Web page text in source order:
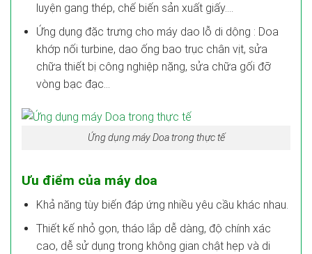
luyện gang thép, chế biến sản xuất giấy….
Ứng dụng đặc trưng cho máy dao lỗ di dộng : Doa
khớp nối turbine, dao ống bao trục chân vịt, sửa
chữa thiết bị công nghiệp nặng, sửa chữa gối đỡ
vòng bạc đạc…
Ứng dụng máy Doa trong thực tế
Ưu điểm của máy doa
Khả năng tùy biến đáp ứng nhiều yêu cầu khác nhau.
Thiết kế nhỏ gọn, tháo lắp dễ dàng, độ chính xác
cao, dễ sử dụng trong không gian chật hẹp và di